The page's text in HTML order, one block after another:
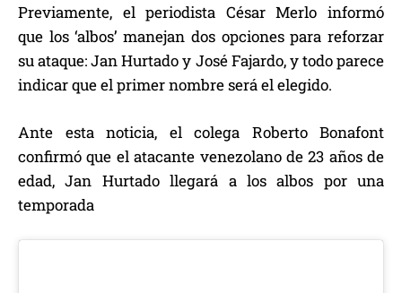
Previamente, el periodista César Merlo informó
que los ‘albos’ manejan dos opciones para reforzar
su ataque: Jan Hurtado y José Fajardo, y todo parece
indicar que el primer nombre será el elegido.
Ante esta noticia, el colega Roberto Bonafont
confirmó que el atacante venezolano de 23 años de
edad, Jan Hurtado llegará a los albos por una
temporada